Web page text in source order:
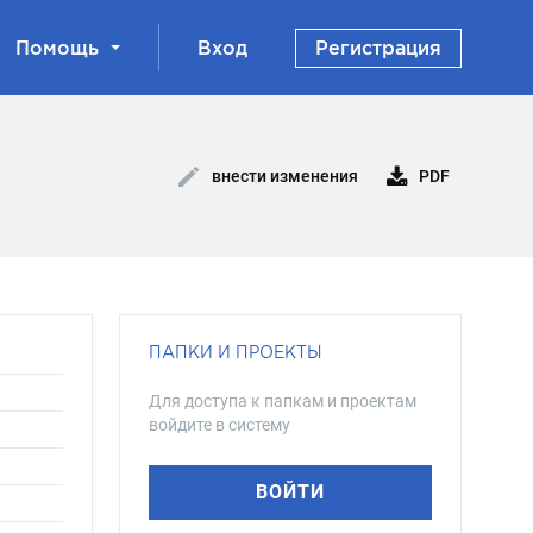
Помощь Вход Регистрация
внести изменения PDF
ПАПКИ И ПРОЕКТЫ
Для доступа к папкам и проектам
войдите в систему
ВОЙТИ